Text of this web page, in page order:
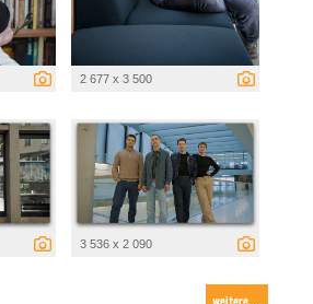
2 677 x 3 500
3 536 x 2 090
weitere ...